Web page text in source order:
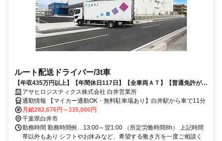
ルート配送ドライバー/3t車
【年収435万円以上】【年間休日117日】【全車両ＡＴ】【普通免許があ
ればOK】など多くの人が働きやすい環境を整えています
アサヒロジスティクス株式会社 白井営業所
通勤情報 【マイカー通勤OK・無料駐車場あり】白井駅から車で11分
月給282,676円～335,000円
千葉県白井市
勤務時間 勤務時間例…13:00～翌1:00 （所定労働時間8h） 上記時間
帯以外もあり シフトやお休みなど、希望する働き方を一度ご相談く